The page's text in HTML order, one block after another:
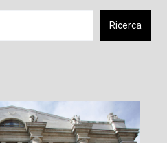
Ricerca